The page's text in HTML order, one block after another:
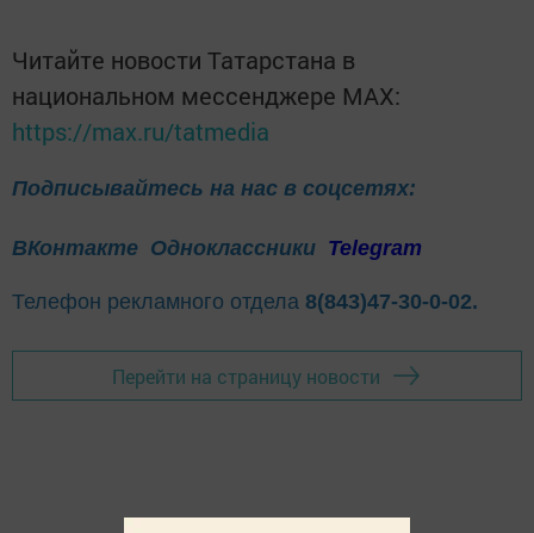
Читайте новости Татарстана в
национальном мессенджере MАХ:
https://max.ru/tatmedia
Подписывайтесь на нас в соцсетях:
ВКонтакте Одноклассники Telegram
Телефон рекламного отдела 8(843)47-30-0-02.
Перейти на страницу новости